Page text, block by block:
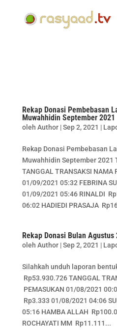
Rekap Donasi Pembebasan
Muwahhidin September 2021
oleh Author|Sep 2, 2021 |
Rekap Donasi Pembebasan
Muwahhidin September 2021
TANGGAL TRANSAKSI NAMA
01/09/2021 05:32 FEBRINA
01/09/2021 05:46 RINALDI
06:02 HADIEDI PRASAJA
Rekap Donasi Bulan Agustus
oleh Author|Sep 2, 2021 |
Silahkah unduh laporan
Rp53.930.726 TANGGAL
PEMASUKAN 01/08/2021
Rp3.333 01/08/2021 04:06
05:16 HAMBA ALLAH
ROCHAYATI MM Rp11.111...